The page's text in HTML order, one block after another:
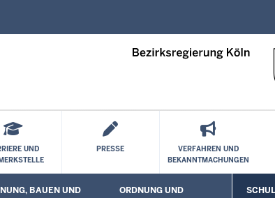
UND
PRESSE
VERFAHREN UND
BEKANNTMACHUNGEN
BAUEN UND
ORDNUNG UND